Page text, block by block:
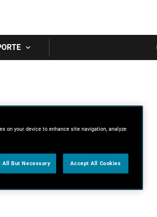
on your device to enhance site navigation, analyze
All But Necessary Accept All Cookies